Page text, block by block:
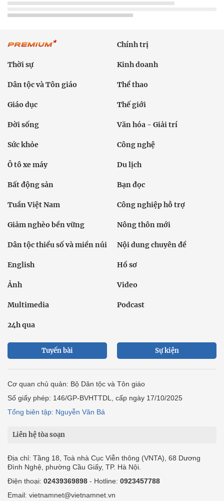
Chính trị
Thời sự Kinh doanh
Dân tộc và Tôn giáo Thể thao
Giáo dục Thế giới
Đời sống Văn hóa - Giải trí
Sức khỏe Công nghệ
Ô tô xe máy Du lịch
Bất động sản Bạn đọc
Tuần Việt Nam Công nghiệp hỗ trợ
Giảm nghèo bền vững Nông thôn mới
Dân tộc thiểu số và miền núi Nội dung chuyên đề
English Hồ sơ
Ảnh Video
Multimedia Podcast
24h qua
Tuyến bài Sự kiện
Cơ quan chủ quản: Bộ Dân tộc và Tôn giáo
Số giấy phép: 146/GP-BVHTTDL, cấp ngày 17/10/2025
Tổng biên tập: Nguyễn Văn Bá
Liên hệ tòa soạn
Địa chỉ: Tầng 18, Toà nhà Cục Viễn thông (VNTA), 68 Dương
Đình Nghệ, phường Cầu Giấy, TP. Hà Nội.
Điện thoại: 02439369898 - Hotline: 0923457788
Email: vietnamnet@vietnamnet.vn